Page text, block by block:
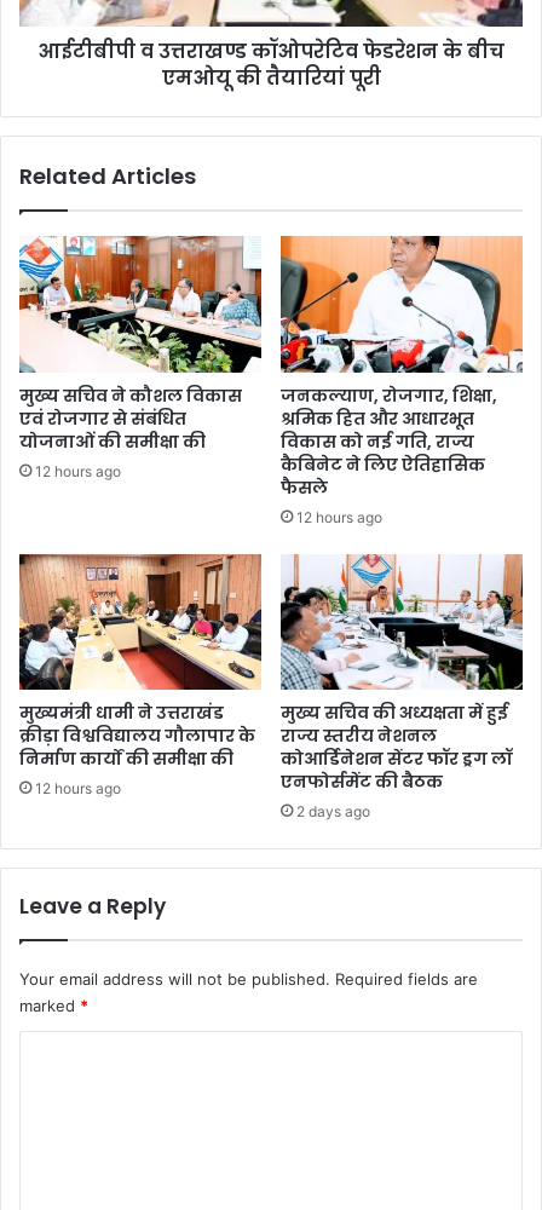
आईटीबीपी व उत्तराखण्ड कॉओपरेटिव फेडरेशन के बीच
एमओयू की तैयारियां पूरी
Related Articles
मुख्य सचिव ने कौशल विकास
एवं रोजगार से संबंधित
योजनाओं की समीक्षा की
12 hours ago
जनकल्याण, रोजगार, शिक्षा,
श्रमिक हित और आधारभूत
विकास को नई गति, राज्य
कैबिनेट ने लिए ऐतिहासिक
फैसले
12 hours ago
मुख्यमंत्री धामी ने उत्तराखंड
क्रीड़ा विश्वविद्यालय गौलापार के
निर्माण कार्यों की समीक्षा की
12 hours ago
मुख्य सचिव की अध्यक्षता में हुई
राज्य स्तरीय नेशनल
कोआर्डिनेशन सेंटर फॉर ड्रग लॉ
एनफोर्समेंट की बैठक
2 days ago
Leave a Reply
Your email address will not be published. Required fields are
marked *